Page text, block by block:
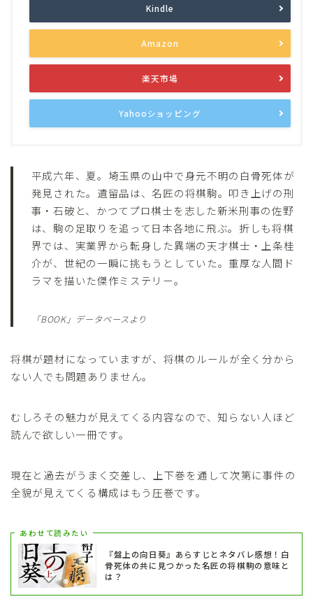
Kindle
Amazon
楽天市場
Yahooショッピング
平成六年、夏。埼玉県の山中で身元不明の白骨死体が
発見された。遺留品は、名匠の将棋駒。叩き上げの刑
事・石破と、かつてプロ棋士を志した新米刑事の佐野
は、駒の足取りを追って日本各地に飛ぶ。折しも将棋
界では、実業界から転身した異端の天才棋士・上条桂
介が、世紀の一瞬に挑もうとしていた。重厚な人間ド
ラマを描いた傑作ミステリー。
「BOOK」データベースより
将棋が題材になっていますが、将棋のルールが全く分から
ない人でも問題ありません。
むしろその魅力が見えてくる内容なので、知らない人ほど
読んで欲しい一冊です。
現在と過去がうまく交差し、上下巻を通して次第に事件の
全貌が見えてくる構成はもう圧巻です。
あわせて読みたい
『盤上の向日葵』あらすじとネタバレ感想！白
骨死体の共に見つかった名匠の将棋駒の意味と
は？